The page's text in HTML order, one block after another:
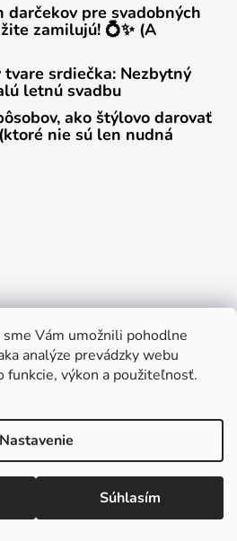
sme Vám umožnili pohodlne
analýze prevádzky webu
funkcie, výkon a použiteľnosť.
Nastavenie
Súhlasím
Objednaj si online a vyzdvihni
Casa del Cafe! 📍 Osobný odber:
doba: len 1 deň 🛍️ Dnes objednáš
pre svadobných
zamilujú! 💍✨ (A
tvare srdiečka: Nezbytný
letnú svadbu
ako štýlovo darovať
nie sú len nudná
Shoptet
. Všetky práva vyhradené.
cookies